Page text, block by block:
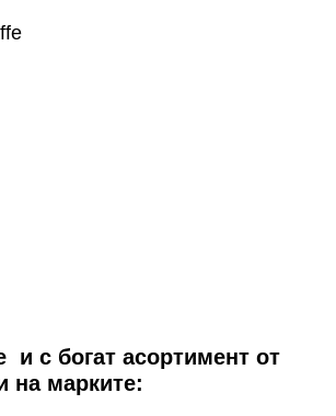
и с богат асортимент от
на марките: